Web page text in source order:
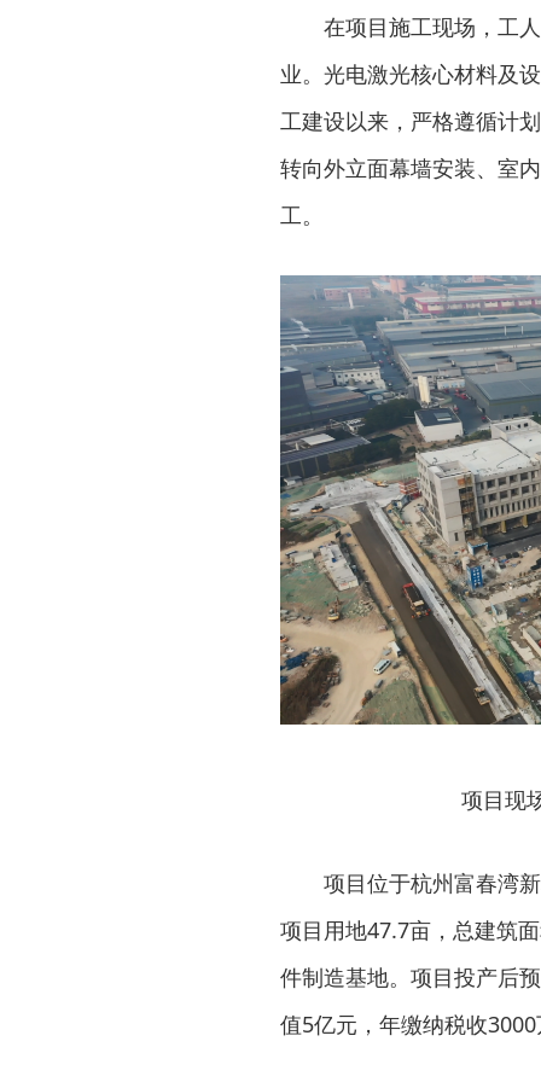
在项目施工现场，工
业。光电激光核心材料及
工建设以来，严格遵循计
转向外立面幕墙安装、室
工。
项目现
项目位于杭州富春湾
项目用地47.7亩，总建筑
件制造基地。项目投产后
值5亿元，年缴纳税收